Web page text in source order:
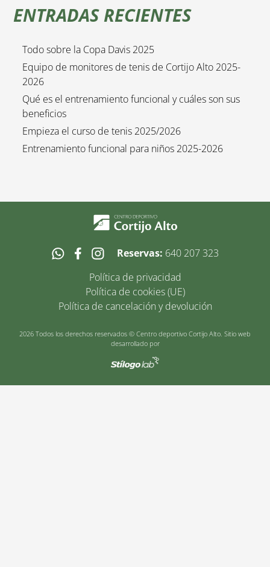
ENTRADAS RECIENTES
Todo sobre la Copa Davis 2025
Equipo de monitores de tenis de Cortijo Alto 2025-
2026
Qué es el entrenamiento funcional y cuáles son sus
beneficios
Empieza el curso de tenis 2025/2026
Entrenamiento funcional para niños 2025-2026
Reservas: 640 207 323
Política de privacidad
Política de cookies (UE)
Política de cancelación y devolución
2026 Todos los derechos reservados © Centro deportivo Cortijo Alto. Sitio web
desarrollado por